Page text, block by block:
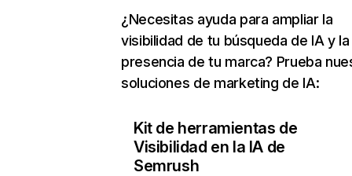
¿Necesitas ayuda para ampliar la
visibilidad de tu búsqueda de IA y la
presencia de tu marca? Prueba
soluciones de marketing de IA:
Kit de herramientas de
Visibilidad en la IA de
Semrush